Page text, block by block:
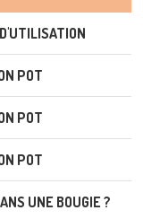
POT
POT
POT
UNE BOUGIE ?